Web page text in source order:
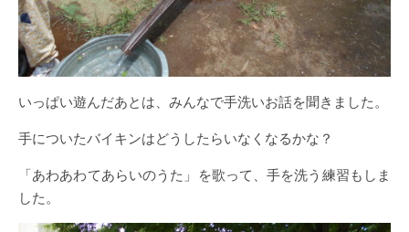
いっぱい遊んだあとは、みんなで手洗いお話を聞きました。
手についたバイキンはどうしたらいなくなるかな？
「あわあわてあらいのうた」を歌って、手を洗う練習もしま
した。